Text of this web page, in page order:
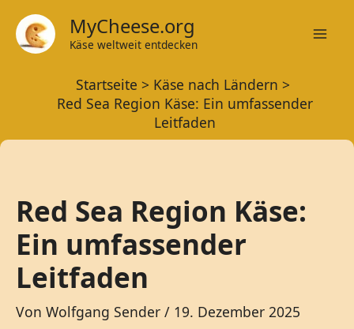
Inhalt
springen
MyCheese.org
Käse weltweit entdecken
Startseite
Käse nach Ländern
Red Sea Region Käse: Ein umfassender
Leitfaden
Red Sea Region Käse:
Ein umfassender
Leitfaden
Von Wolfgang Sender / 19. Dezember 2025